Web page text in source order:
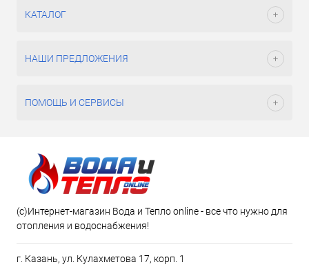
КАТАЛОГ
НАШИ ПРЕДЛОЖЕНИЯ
ПОМОЩЬ И СЕРВИСЫ
(c)Интернет-магазин Вода и Тепло online - все что нужно для
отопления и водоснабжения!
г. Казань, ул. Кулахметова 17, корп. 1